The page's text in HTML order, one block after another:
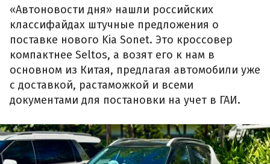
«Автоновости дня» нашли российских
классифайдах штучные предложения о
поставке нового Kia Sonet. Это кроссовер
компактнее Seltos, а возят его к нам в
основном из Китая, предлагая автомобили уже
с доставкой, растаможкой и всеми
документами для постановки на учет в ГАИ.